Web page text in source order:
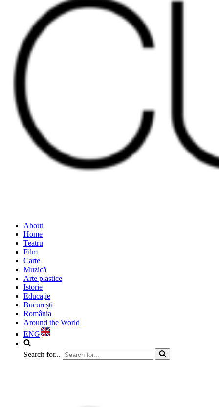
About
Home
Teatru
Film
Carte
Muzică
Arte plastice
Istorie
Educație
București
România
Around the World
ENG
Search for...